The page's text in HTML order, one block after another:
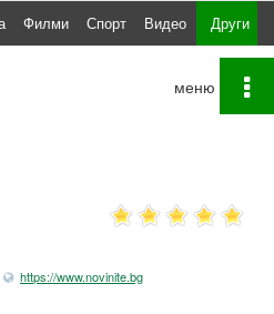
Филми Спорт Видео Други
https://www.novinite.bg